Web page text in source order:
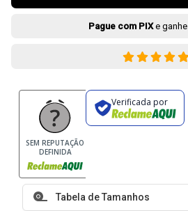
Pague com PIXe ganhe
SEM REPUTAÇÃO
DEFINIDA
Verificada por
Tabela de Tamanhos